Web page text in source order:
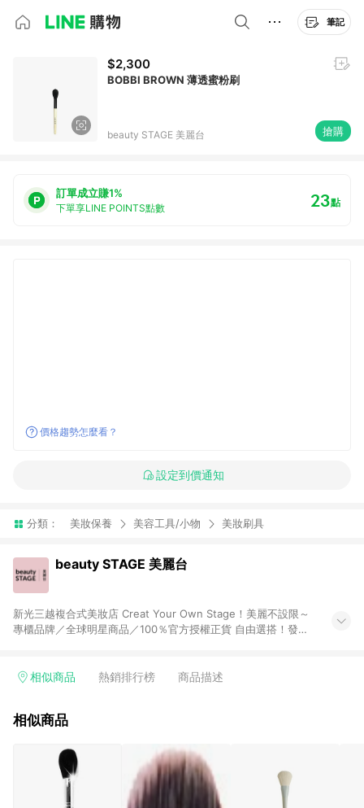
筆記
$2,300
BOBBI BROWN 薄透蜜粉刷
beauty STAGE 美麗台 搶購
訂單成立賺1%
下單享LINE POINTS點數 23點
價格趨勢怎麼看？
設定到價通知
分類： 美妝保養 美容工具/小物 美妝刷具
beauty STAGE 美麗台
新光三越複合式美妝店 Creat Your Own Stage！美麗不設限～
專櫃品牌／全球明星商品／100％官方授權正貨 自由選搭！發覺
相似商品 熱銷排行榜 商品描述
相似商品